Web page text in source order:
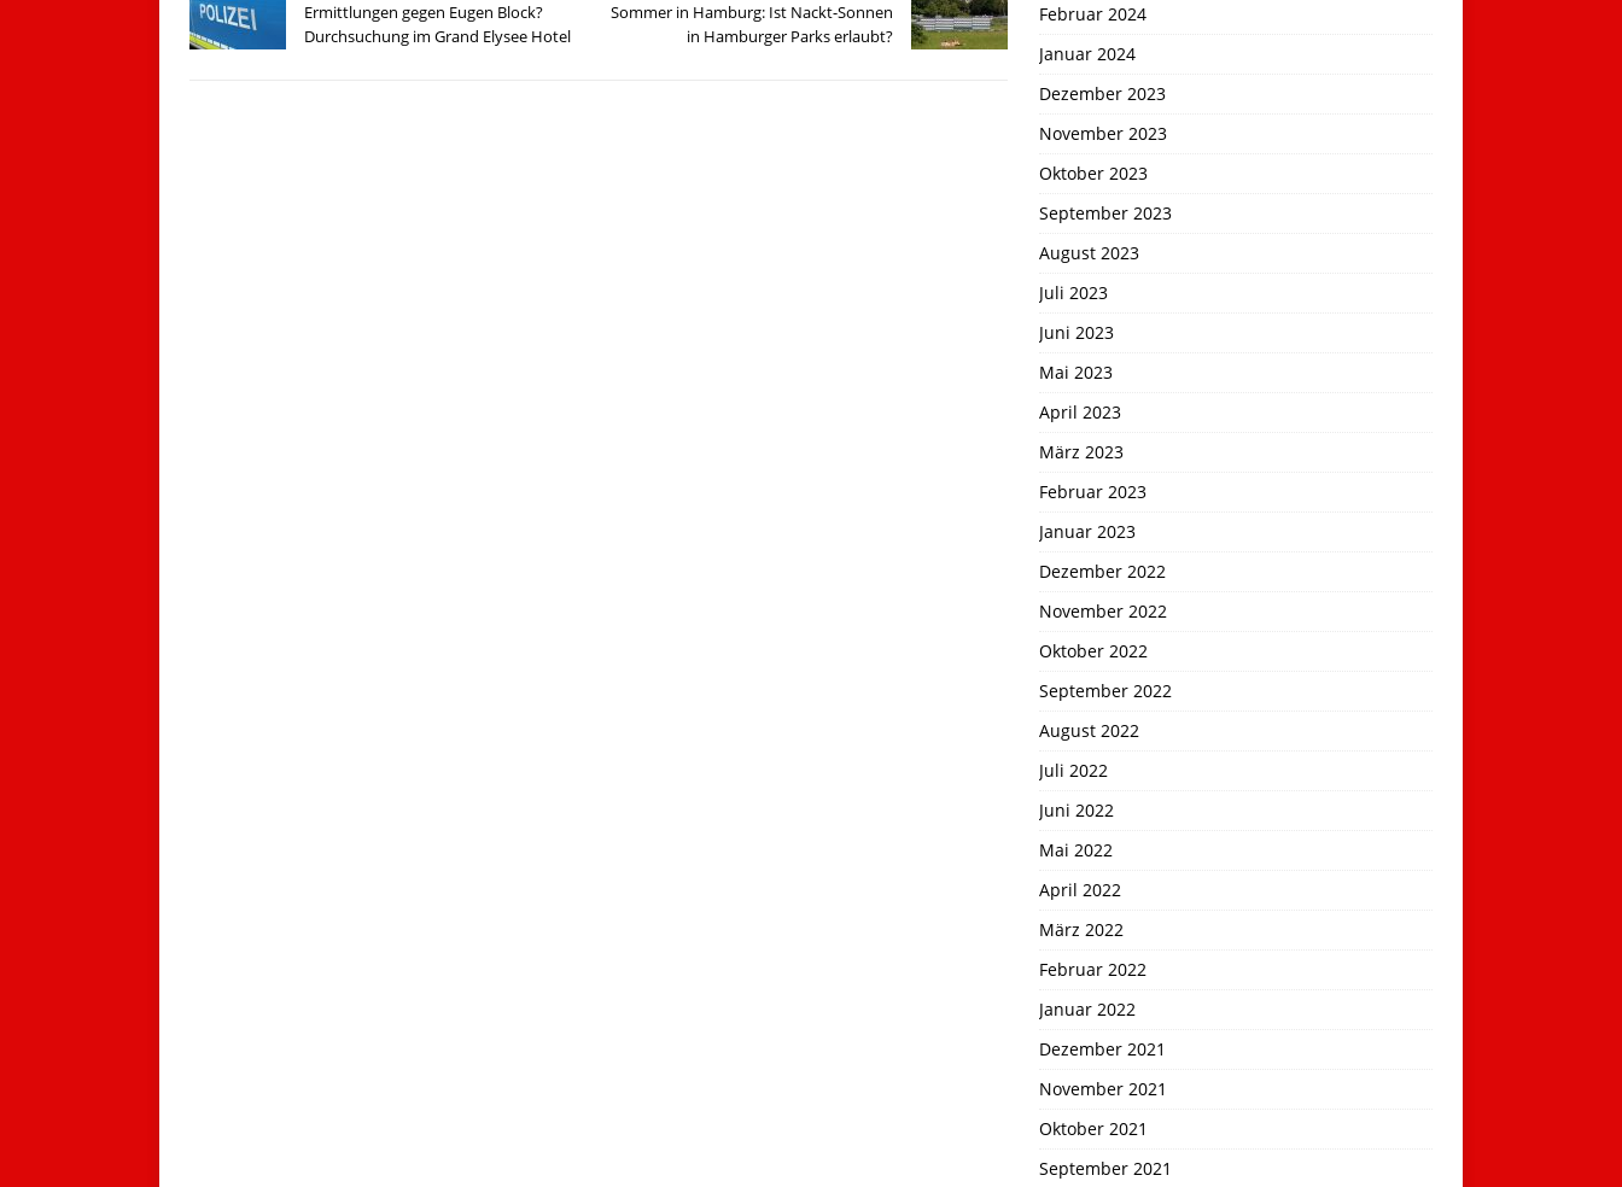
Ermittlungen gegen Eugen Block?
Durchsuchung im Grand Elysee Hotel
Sommer in Hamburg: Ist Nackt-Sonnen
in Hamburger Parks erlaubt?
Februar 2024
Januar 2024
Dezember 2023
November 2023
Oktober 2023
September 2023
August 2023
Juli 2023
Juni 2023
Mai 2023
April 2023
März 2023
Februar 2023
Januar 2023
Dezember 2022
November 2022
Oktober 2022
September 2022
August 2022
Juli 2022
Juni 2022
Mai 2022
April 2022
März 2022
Februar 2022
Januar 2022
Dezember 2021
November 2021
Oktober 2021
September 2021